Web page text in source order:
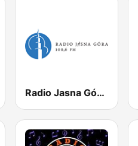
Radio Jasna Góra 100.6